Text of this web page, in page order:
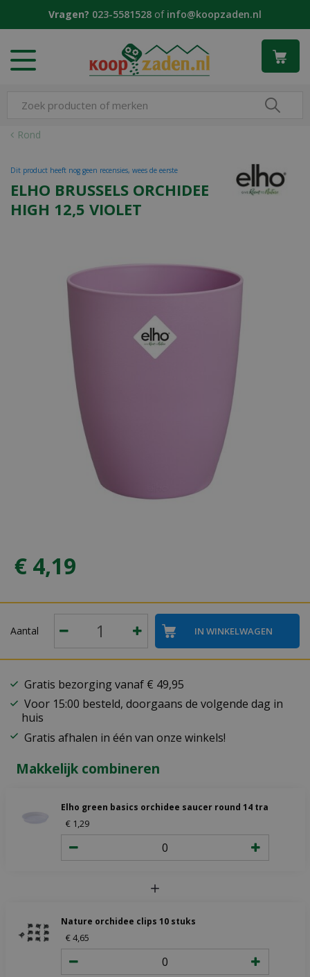
Rond
Vragen? 023-5581528 of info@koopzaden.nl
ELHO BRUSSELS ORCHIDEE
HIGH 12,5 VIOLET
Dit product heeft nog geen recensies, wees de eerste
€ 4,19
Aantal
Gratis bezorging vanaf € 49,95
Voor 15:00 besteld, doorgaans de volgende dag in
huis
Gratis afhalen in één van onze winkels!
Makkelijk combineren
Elho green basics orchidee saucer round 14 transparent
€ 1 29
Nature orchidee clips 10 stuks
€4,65